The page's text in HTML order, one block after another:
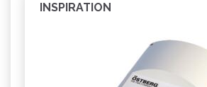
INSPIRATION